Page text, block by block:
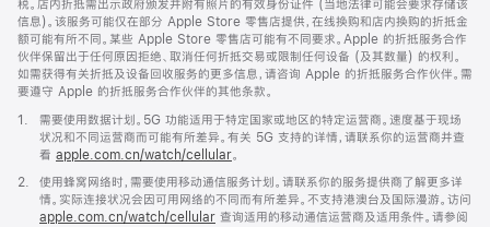
税。店内折抵需出示政府颁发并附有照片的有效身份证件 (当地法律可能会要求存储该
信息)。该服务可能仅在部分 Apple Store 零售店提供，在线换购和店内换购的折抵金
额可能有所不同。某些 Apple Store 零售店可能有不同要求。Apple 的折抵服务合作
伙伴保留出于任何原因拒绝、取消任何折抵交易或限制任何设备 (及其数量) 的权利。
如需获得有关折抵及设备回收服务的更多信息，请咨询 Apple 的折抵服务合作伙伴。需
要遵守 Apple 的折抵服务合作伙伴的其他条款。
脚
1.
需要使用数据计划。5G 功能适用于特定国家或地区的特定运营商。速度基于现场
状况和不同运营商而可能有所差异。有关 5G 支持的详情，请联系你的运营商并查
看 apple.com.cn/watch/cellular。
脚
2.
使用蜂窝网络时，需要使用移动通信服务计划。请联系你的服务提供商了解更多详
情。实际连接状况会因可用网络的不同而有所差异。不支持港澳台及国际漫游。访问
apple.com.cn/watch/cellular 查询适用的移动通信运营商及适用条件。请参阅